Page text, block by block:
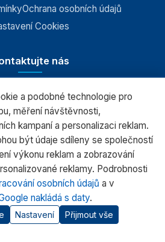
Ochrana osobních údajů
Cookies
nás
CZ s.r.o., Šumperk
583 210 016
- PÁ) 7:00 - 15:30
Všechna práva vyhrazena.
a podobné technologie pro
měření návštěvnosti,
kampaní a personalizaci reklam.
být údaje sdíleny se společností
výkonu reklam a zobrazování
reklamy. Podrobnosti
osobních údajů a v
nakládá s daty.
Nastavení Přijmout vše